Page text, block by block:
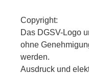
Copyright:
Das DGSV-Logo
ohne
werden.
Ausdruck und